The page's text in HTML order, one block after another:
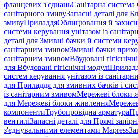
фланцевих з'єднаньСанітарна система
санітарного змивуЗапасні деталі для
змивуПриладдяОблицювання й
системи керування унітазом із
деталі для Змивні бачки й системи
санітарним змивомЗмивні бачки
санітарним змивомВбудовані
для Вбудовані гігієнічні модулі
систем керування унітазом із
для Приладдя для змивних бачків і
із санітарним змивомМережеві блоки
для Мережеві блоки живлення
компонентиТрубопровідна арматура
вентиліЗапасні деталі для Прямі
з'єднувальними елементами Mapress